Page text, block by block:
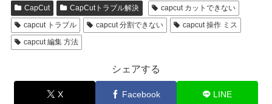
CapCut CapCutトラブル解決
capcut カットできない
capcut トラブル
capcut 分割できない
capcut 操作 ミス
capcut 編集 方法
シェアする
X Facebook LINE